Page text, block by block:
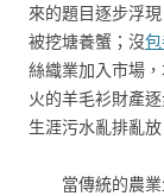
來的題目逐步浮
被挖塘養蟹；沒
絲織業加入市場
火的羊毛衫財產
生涯污水亂排亂
當傳統的農